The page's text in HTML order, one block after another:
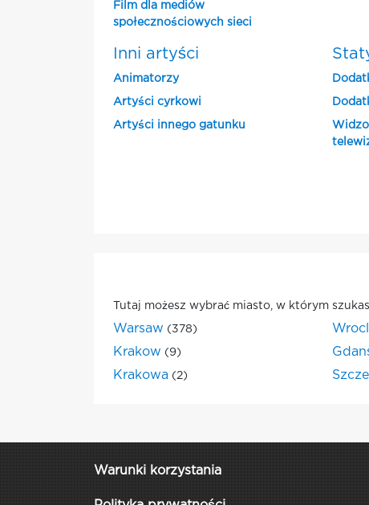
Film dla mediów
społecznościowych sieci
Inni artyści
Animatorzy
Artyści cyrkowi
Artyści innego gatunku
Tutaj możesz wybrać miasto, w którym
Warsaw (378)
Krakow (9)
Krakowa (2)
Warunki korzystania